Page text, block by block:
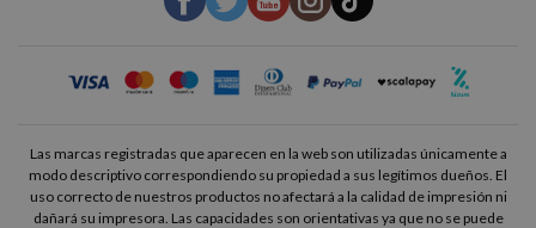
Las marcas registradas que aparecen en la web son utilizadas únicamente a
modo descriptivo correspondiendo su propiedad a sus legítimos dueños. El
uso correcto de nuestros productos no afectará a la calidad de impresión ni
dañará su impresora. Las capacidades son orientativas ya que no se puede